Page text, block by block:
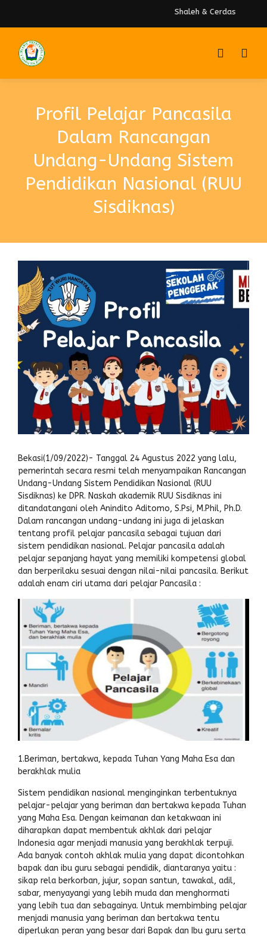
Shaleh & Cerdas
Profil Pelajar Pancasila
Dalam Rancangan
Undang-Undang Sistem
Pendidikan Nasional (RUU
Sisdiknas)
Bekasi(1/09/2022)- Tanggal 24 Agustus 2022 yang lalu,
pemerintah secara resmi telah menyampaikan Rancangan
Undang-Undang Sistem Pendidikan Nasional (RUU
Sisdiknas) ke DPR. Naskah akademik RUU Sisdiknas ini
ditandatangani oleh Anindito Aditomo, S.Psi, M.Phil, Ph.D.
Dalam rancangan undang-undang ini juga di jelaskan
tentang profil pelajar pancasila sebagai tujuan dari
sistem pendidikan nasional. Pelajar pancasila adalah
pelajar sepanjang hayat yang memiliki kompetensi global
dan berperilaku sesuai dengan nilai-nilai pancasila. Berikut
adalah enam ciri utama dari pelajar Pancasila :
1.Beriman, bertakwa, kepada Tuhan Yang Maha Esa dan
berakhlak mulia
Sistem pendidikan nasional menginginkan terbentuknya
pelajar-pelajar yang beriman dan bertakwa kepada Tuhan
yang Maha Esa. Dengan keimanan dan ketakwaan ini
diharapkan dapat membentuk akhlak dari pelajar
Indonesia agar menjadi manusia yang berakhlak terpuji.
Ada banyak contoh akhlak mulia yang dapat dicontohkan
bapak dan ibu guru sebagai pendidik, diantaranya yaitu :
sikap rela berkorban, jujur, sopan santun, tawakal, adil,
sabar, menyayangi yang lebih muda dan menghormati
yang lebih tua dan sebagainya. Untuk membimbing pelajar
menjadi manusia yang beriman dan bertakwa tentu
diperlukan peran yang besar dari Bapak dan Ibu guru serta